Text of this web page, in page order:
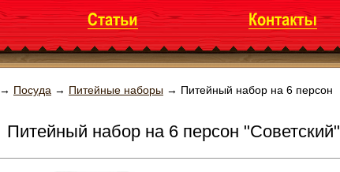
→ Посуда → Питейные наборы → Питейный набор на 6 персон
Питейный набор на 6 персон "Советский"